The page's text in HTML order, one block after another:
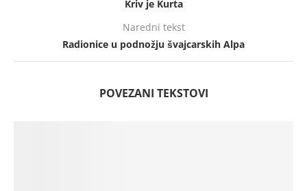
Kriv je Kurta
Naredni tekst
Radionice u podnožju švajcarskih Alpa
POVEZANI TEKSTOVI